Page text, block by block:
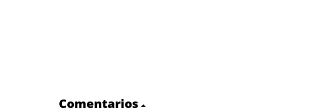
Comentarios